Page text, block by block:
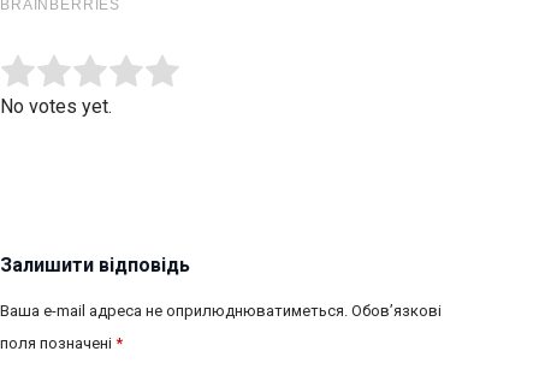
Rate this item:
No votes yet.
Залишити відповідь
Ваша e-mail адреса не оприлюднюватиметься. Обов’язкові
поля позначені *